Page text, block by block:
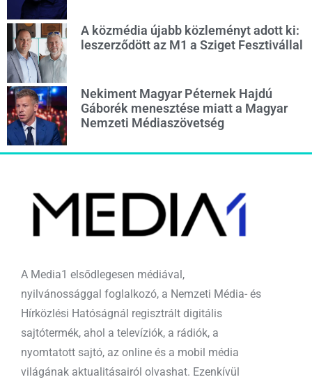
A közmédia újabb közleményt adott ki:
leszerződött az M1 a Sziget Fesztivállal
Nekiment Magyar Péternek Hajdú
Gáborék menesztése miatt a Magyar
Nemzeti Médiaszövetség
A Media1 elsődlegesen médiával,
nyilvánossággal foglalkozó, a Nemzeti Média- és
Hírközlési Hatóságnál regisztrált digitális
sajtótermék, ahol a televíziók, a rádiók, a
nyomtatott sajtó, az online és a mobil média
világának aktualitásairól olvashat. Ezenkívül